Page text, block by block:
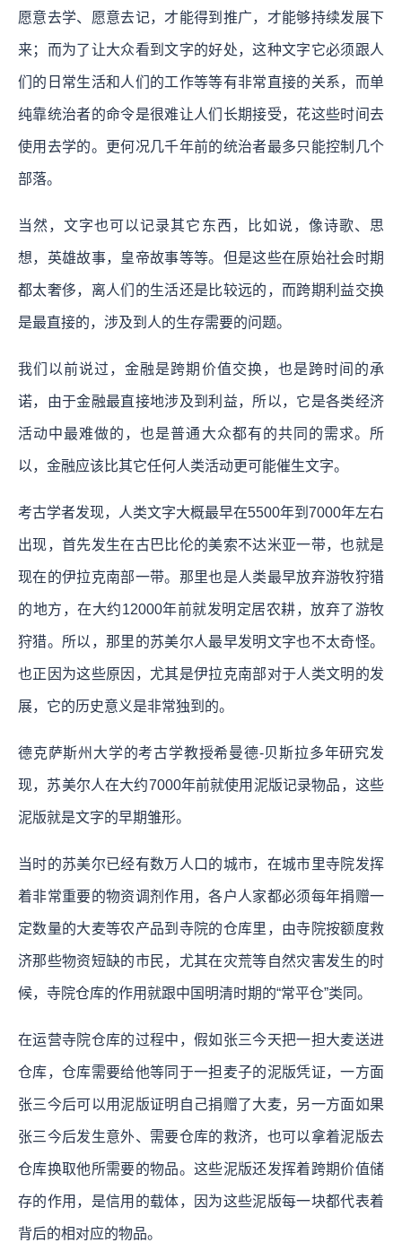
愿意去学、愿意去记，才能得到推广，才能够持续发展下
来；而为了让大众看到文字的好处，这种文字它必须跟人
们的日常生活和人们的工作等等有非常直接的关系，而单
纯靠统治者的命令是很难让人们长期接受，花这些时间去
使用去学的。更何况几千年前的统治者最多只能控制几个
部落。
当然，文字也可以记录其它东西，比如说，像诗歌、思
想，英雄故事，皇帝故事等等。但是这些在原始社会时期
都太奢侈，离人们的生活还是比较远的，而跨期利益交换
是最直接的，涉及到人的生存需要的问题。
我们以前说过，金融是跨期价值交换，也是跨时间的承
诺，由于金融最直接地涉及到利益，所以，它是各类经济
活动中最难做的，也是普通大众都有的共同的需求。所
以，金融应该比其它任何人类活动更可能催生文字。
考古学者发现，人类文字大概最早在5500年到7000年左右
出现，首先发生在古巴比伦的美索不达米亚一带，也就是
现在的伊拉克南部一带。那里也是人类最早放弃游牧狩猎
的地方，在大约12000年前就发明定居农耕，放弃了游牧
狩猎。所以，那里的苏美尔人最早发明文字也不太奇怪。
也正因为这些原因，尤其是伊拉克南部对于人类文明的发
展，它的历史意义是非常独到的。
德克萨斯州大学的考古学教授希曼德-贝斯拉多年研究发
现，苏美尔人在大约7000年前就使用泥版记录物品，这些
泥版就是文字的早期雏形。
当时的苏美尔已经有数万人口的城市，在城市里寺院发挥
着非常重要的物资调剂作用，各户人家都必须每年捐赠一
定数量的大麦等农产品到寺院的仓库里，由寺院按额度救
济那些物资短缺的市民，尤其在灾荒等自然灾害发生的时
候，寺院仓库的作用就跟中国明清时期的“常平仓”类同。
在运营寺院仓库的过程中，假如张三今天把一担大麦送进
仓库，仓库需要给他等同于一担麦子的泥版凭证，一方面
张三今后可以用泥版证明自己捐赠了大麦，另一方面如果
张三今后发生意外、需要仓库的救济，也可以拿着泥版去
仓库换取他所需要的物品。这些泥版还发挥着跨期价值储
存的作用，是信用的载体，因为这些泥版每一块都代表着
背后的相对应的物品。